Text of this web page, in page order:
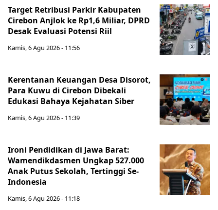
Target Retribusi Parkir Kabupaten
Cirebon Anjlok ke Rp1,6 Miliar, DPRD
Desak Evaluasi Potensi Riil
Kamis, 6 Agu 2026 - 11:56
Kerentanan Keuangan Desa Disorot,
Para Kuwu di Cirebon Dibekali
Edukasi Bahaya Kejahatan Siber
Kamis, 6 Agu 2026 - 11:39
Ironi Pendidikan di Jawa Barat:
Wamendikdasmen Ungkap 527.000
Anak Putus Sekolah, Tertinggi Se-
Indonesia
Kamis, 6 Agu 2026 - 11:18